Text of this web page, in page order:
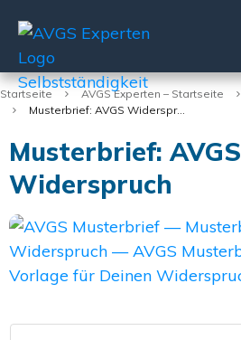
Startseite AVGS Experten – Startseite
Musterbrief: AVGS Widerspruch
Musterbrief: AVGS
Widerspruch